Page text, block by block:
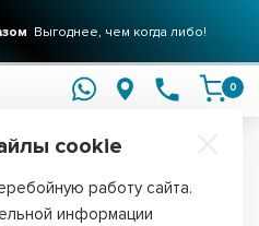
Выгоднее, чем когда либо!
для очистки воды подробнее
0
cookie
работу сайта.
информации